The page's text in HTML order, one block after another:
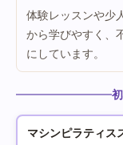
体験レッスンや少
から学びやすく、
にしています。
マシンピラティス